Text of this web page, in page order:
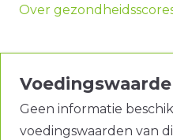
Over
Geen informatie
voedingswaarden van